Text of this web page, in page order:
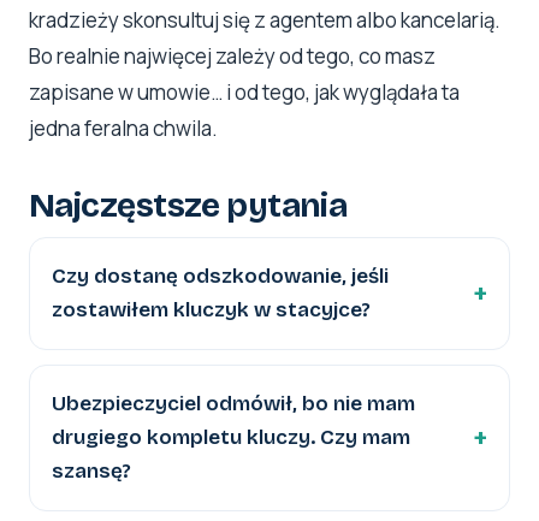
kradzieży skonsultuj się z agentem albo kancelarią.
Bo realnie najwięcej zależy od tego, co masz
zapisane w umowie… i od tego, jak wyglądała ta
jedna feralna chwila.
Najczęstsze pytania
Czy dostanę odszkodowanie, jeśli
zostawiłem kluczyk w stacyjce?
Ubezpieczyciel odmówił, bo nie mam
drugiego kompletu kluczy. Czy mam
szansę?